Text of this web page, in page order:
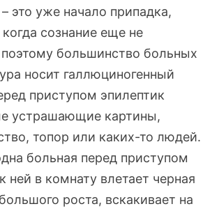
это уже начало припадка,
сознание еще не
большинство больных
носит галлюциногенный
приступом эпилептик
устрашающие картины,
топор или каких-то людей.
больная перед приступом
ней в комнату влетает черная
роста, вскакивает на